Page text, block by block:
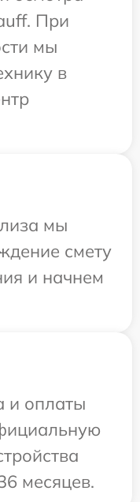
При
мы
в
мы
смету
и начнем
и оплаты
месяцев.